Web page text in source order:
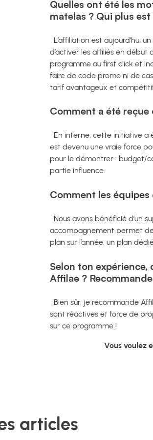
Quelles ont été les
matelas ? Qui plus
L’affiliation est aujourd’hui
d’activer les affiliés en début
programme au first click et
faire de code promo ni de
tarif avantageux et
Comment a été
En interne, cette initiative a
est devenu une vraie force
pour le démontrer : budget/
partie influence.
Comment les équipes
Nous avons bénéficié d’un
accompagnement permet de
plan sur l’année, un plan
Selon ton
Affilae ?
Bien sûr, je recommande
sont réactives et force de
sur ce programme !
Vous voulez
articles